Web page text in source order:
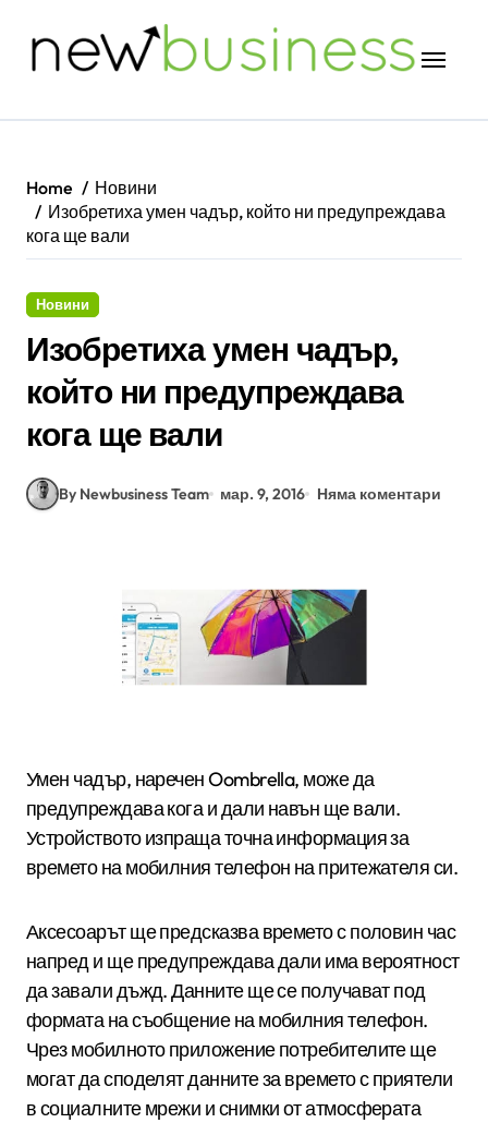
Home
Новини
Изобретиха умен чадър, който ни предупреждава
кога ще вали
Новини
Изобретиха умен чадър,
който ни предупреждава
кога ще вали
By Newbusiness Team мар. 9, 2016 Няма коментари
Умен чадър, наречен Oombrella, може да
предупреждава кога и дали навън ще вали.
Устройството изпраща точна информация за
времето на мобилния телефон на притежателя си.
Аксесоарът ще предсказва времето с половин час
напред и ще предупреждава дали има вероятност
да завали дъжд. Данните ще се получават под
формата на съобщение на мобилния телефон.
Чрез мобилното приложение потребителите ще
могат да споделят данните за времето с приятели
в социалните мрежи и снимки от атмосферата